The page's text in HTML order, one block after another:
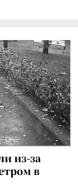
из-за
в